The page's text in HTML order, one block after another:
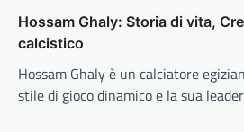
Hossam Ghaly: Storia di vita,
calcistico
Hossam Ghaly è un calciatore
stile di gioco dinamico e la sua